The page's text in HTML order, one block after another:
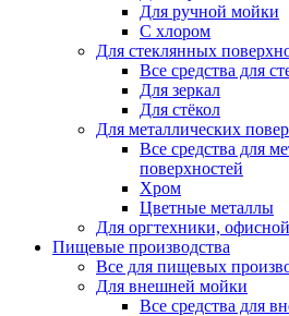
Для ручной мойки
С хлором
Для стеклянных
Все средства для
Для зеркал
Для стёкол
Для металлических
Все средства для
поверхностей
Хром
Цветные металлы
Для оргтехники,
Пищевые производства
Все для пищевых
Для внешней мойки
Все средства для